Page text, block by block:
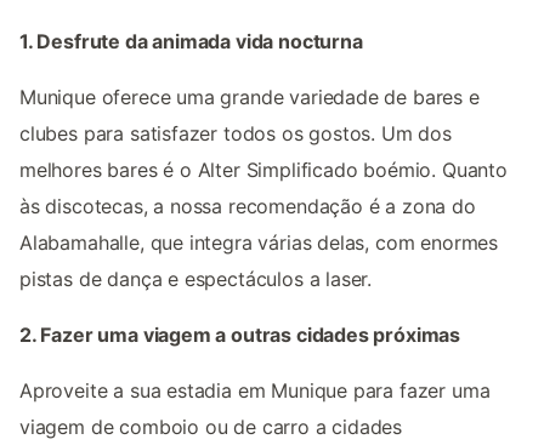
1. Desfrute da animada vida nocturna
Munique oferece uma grande variedade de bares e
clubes para satisfazer todos os gostos. Um dos
melhores bares é o Alter Simplificado boémio. Quanto
às discotecas, a nossa recomendação é a zona do
Alabamahalle, que integra várias delas, com enormes
pistas de dança e espectáculos a laser.
2. Fazer uma viagem a outras cidades próximas
Aproveite a sua estadia em Munique para fazer uma
viagem de comboio ou de carro a cidades